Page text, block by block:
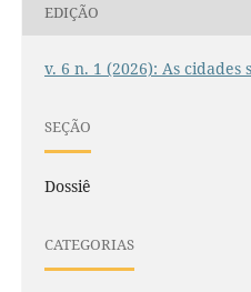
EDIÇÃO
v. 6 n. 1 (2026): As
SEÇÃO
Dossiê
CATEGORIAS